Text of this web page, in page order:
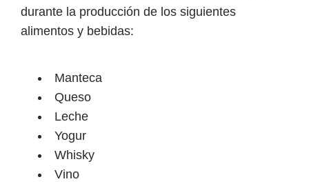
durante la producción de los siguientes
alimentos y bebidas:
Manteca
Queso
Leche
Yogur
Whisky
Vino